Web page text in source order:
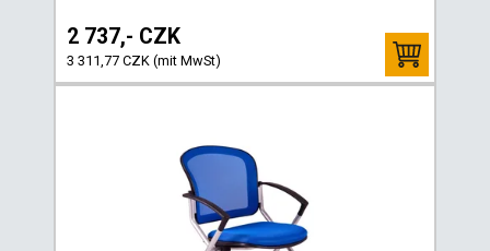
2 737,- CZK
3 311,77 CZK (mit MwSt)